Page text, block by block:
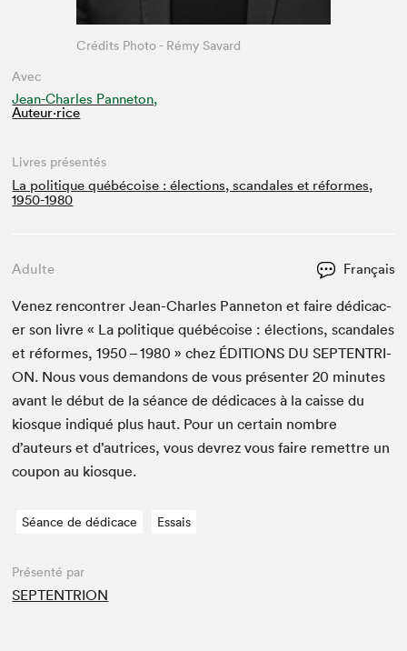
Avec
Jean-Charles Panneton,
Auteur·rice
Crédits Photo - Rémy Savard
Livres présentés
La politique québécoise : élections, scandales et réformes,
1950-1980
Adulte Français
Venez ren­con­tr­er Jean-Charles Pan­neton et faire dédi­cac­
er son livre « La poli­tique québé­coise : élec­tions, scan­dales
et réformes,1950 –1980 » chez ÉDI­TIONS DU SEPTEN­TRI­
ON. Nous vous deman­dons de vous présen­ter20 min­utes
avant le début de la séance de dédi­caces à la caisse du
kiosque indiqué plus haut. Pour un cer­tain nom­bre
d’auteurs et d’autrices, vous devrez vous faire remet­tre un
coupon au kiosque.
Séance de dédicace Essais
Présenté par
SEPTENTRION